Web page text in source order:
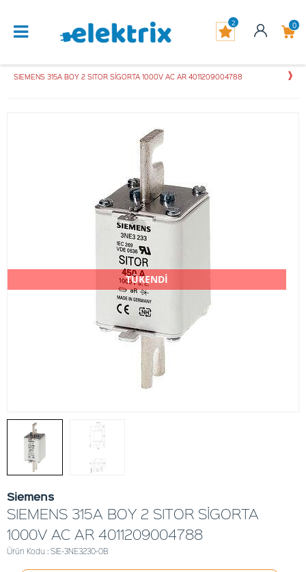
0
2
SIEMENS 315A BOY 2 SITOR SİGORTA 1000V AC AR 4011209004788
TÜKENDİ
Siemens
SIEMENS 315A BOY 2 SITOR SİGORTA
1000V AC AR 4011209004788
Ürün Kodu : SIE-3NE3230-0B